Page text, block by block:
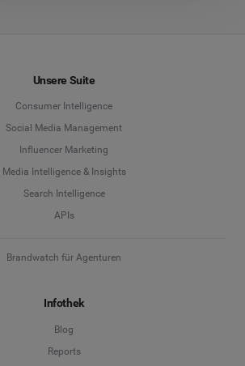
Unsere Suite
Consumer Intelligence
Social Media Management
Influencer Marketing
Media Intelligence & Insights
Search Intelligence
APIs
Brandwatch für Agenturen
Infothek
Blog
Reports